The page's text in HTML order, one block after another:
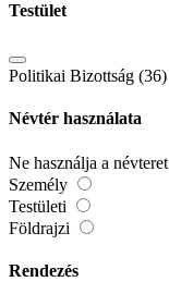
Testület
Politikai Bizottság (36)
Névtér használata
Ne használja a névteret
Személy
Testületi
Földrajzi
Rendezés